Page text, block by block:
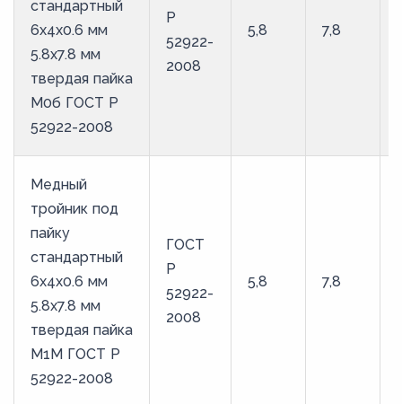
стандартный
6х4х0.6 мм
5.8х7.8 мм
твердая пайка
М0б ГОСТ Р
52922-2008
Р
52922-
2008
5,8 7,8
Медный
тройник под
пайку
стандартный
6х4х0.6 мм
5.8х7.8 мм
твердая пайка
М1М ГОСТ Р
52922-2008
ГОСТ
Р
52922-
2008
5,8 7,8